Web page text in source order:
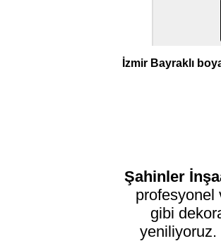
İzmir Bayraklı
Şahinler
profesyonel
gibi
yeniliyoruz.